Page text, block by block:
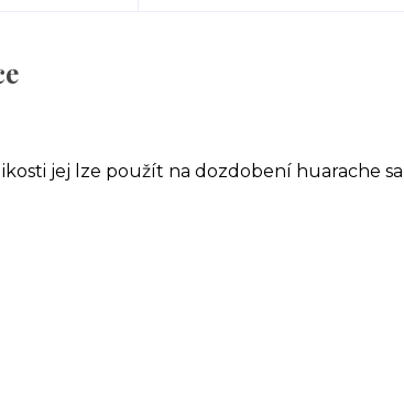
jej lze použít na dozdobení huarache